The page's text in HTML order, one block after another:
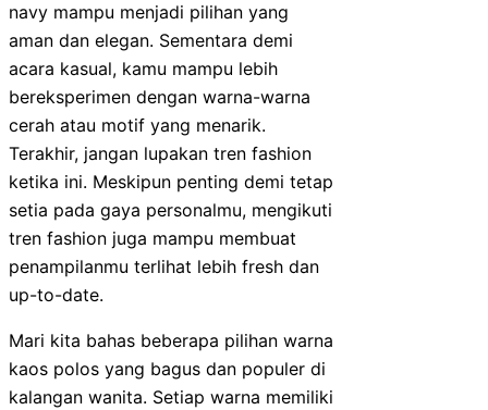
navy mampu menjadi pilihan yang
aman dan elegan. Sementara demi
acara kasual, kamu mampu lebih
bereksperimen dengan warna-warna
cerah atau motif yang menarik.
Terakhir, jangan lupakan tren fashion
ketika ini. Meskipun penting demi tetap
setia pada gaya personalmu, mengikuti
tren fashion juga mampu membuat
penampilanmu terlihat lebih fresh dan
up-to-date.
Mari kita bahas beberapa pilihan warna
kaos polos yang bagus dan populer di
kalangan wanita. Setiap warna memiliki